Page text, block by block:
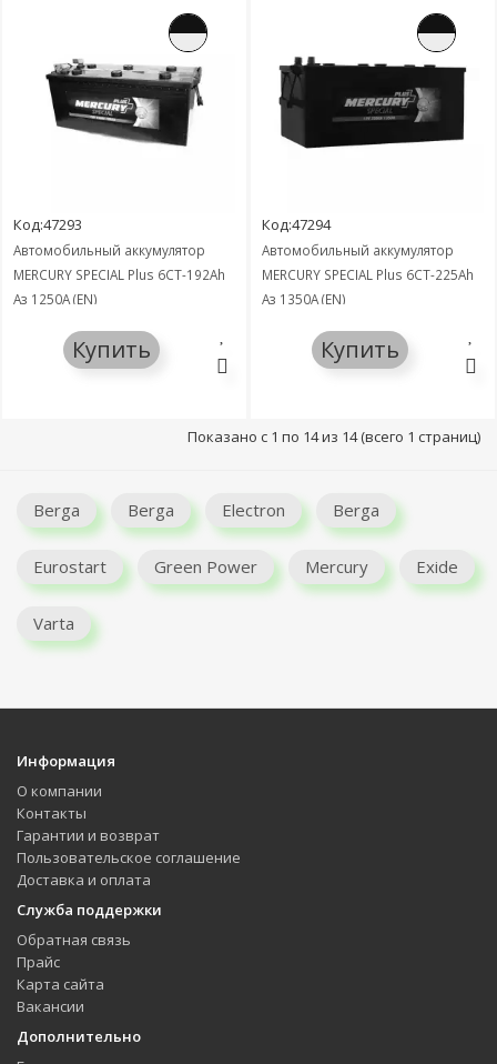
Код:47293
Автомобильный аккумулятор
MERCURY SPECIAL Plus 6СТ-192Ah
Аз 1250A (EN)
Купить
Код:47294
Автомобильный аккумулятор
MERCURY SPECIAL Plus 6СТ-225Ah
Аз 1350A (EN)
Купить
Показано с 1 по 14 из 14 (всего 1 страниц)
Berga Berga Electron Berga
Eurostart Green Power Mercury Exide
Varta
Информация
О компании
Контакты
Гарантии и возврат
Пользовательское соглашение
Доставка и оплата
Служба поддержки
Обратная связь
Прайс
Карта сайта
Вакансии
Дополнительно